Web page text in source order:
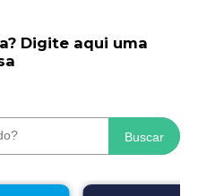
Digite aqui uma
Buscar